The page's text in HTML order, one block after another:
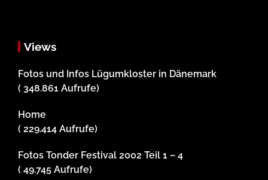
Views
Fotos und Infos Lügumkloster in Dänemark
( 348.861 Aufrufe)
Home
( 229.414 Aufrufe)
Fotos Tonder Festival 2002 Teil 1 – 4
( 49.745 Aufrufe)